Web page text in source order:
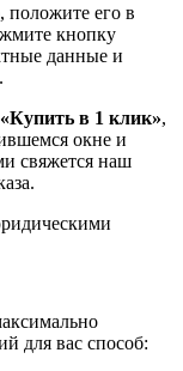
его в
кнопку
данные и
«Купить в 1 клик»,
окне и
свяжется наш
для вас способ: